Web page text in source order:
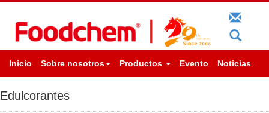
Inicio Sobre nosotros Productos Evento Noticias
Edulcorantes